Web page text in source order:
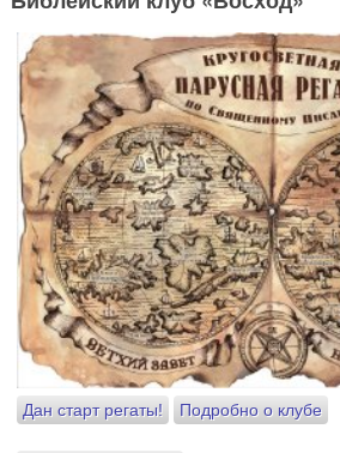
Дан старт регаты! Подробно о клубе